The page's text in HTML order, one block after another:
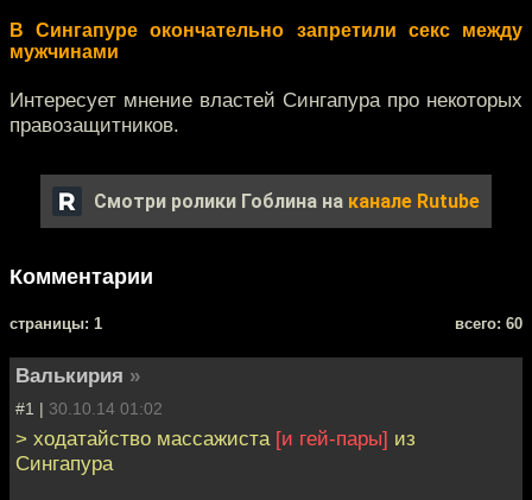
В Сингапуре окончательно запретили секс между
мужчинами
Интересует мнение властей Сингапура про некоторых
правозащитников.
Смотри ролики Гоблина на канале Rutube
Комментарии
cтраницы: 1 всего: 60
Валькирия »
#1 | 30.10.14 01:02
> ходатайство массажиста [и гей-пары] из
Сингапура